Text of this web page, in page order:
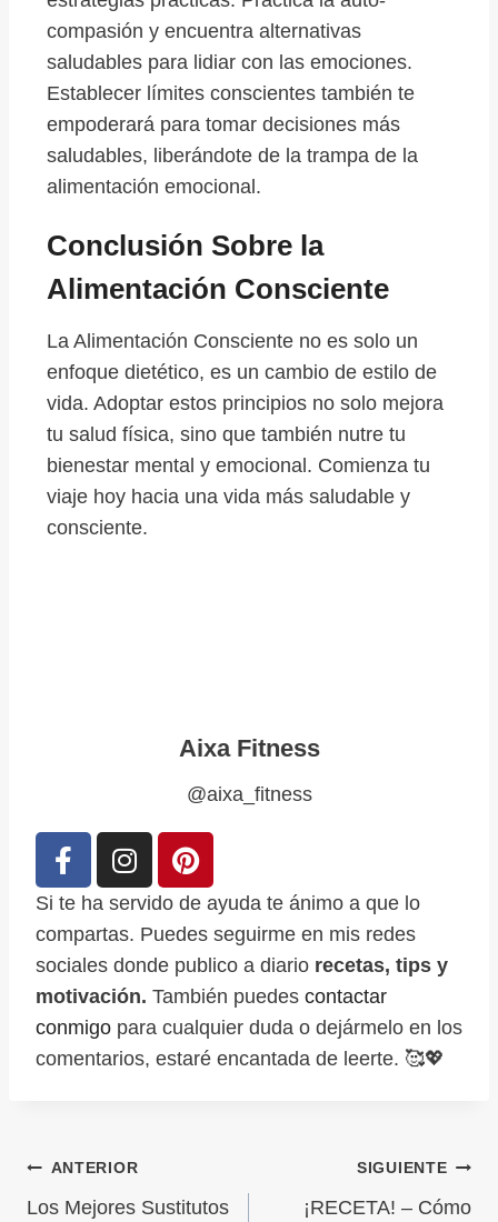
compasión y encuentra alternativas
saludables para lidiar con las emociones.
Establecer límites conscientes también te
empoderará para tomar decisiones más
saludables, liberándote de la trampa de la
alimentación emocional.
Conclusión Sobre la
Alimentación Consciente
La Alimentación Consciente no es solo un
enfoque dietético, es un cambio de estilo de
vida. Adoptar estos principios no solo mejora
tu salud física, sino que también nutre tu
bienestar mental y emocional. Comienza tu
viaje hoy hacia una vida más saludable y
consciente.
Aixa Fitness
@aixa_fitness
Si te ha servido de ayuda te ánimo a que lo
compartas. Puedes seguirme en mis redes
sociales donde publico a diario recetas, tips y
motivación. También puedes contactar
conmigo para cualquier duda o dejármelo en los
comentarios, estaré encantada de leerte. 🥰💖
ANTERIOR
Los Mejores Sustitutos
SIGUIENTE
¡RECETA! – Cómo